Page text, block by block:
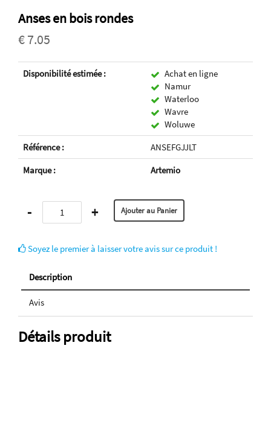
Anses en bois rondes
€ 7.05
Disponibilité estimée :
Achat en ligne
Namur
Waterloo
Wavre
Woluwe
Référence :
ANSEFGJJLT
Marque :
Artemio
- +
Soyez le premier à laisser votre avis sur ce produit !
Description
Avis
Détails produit